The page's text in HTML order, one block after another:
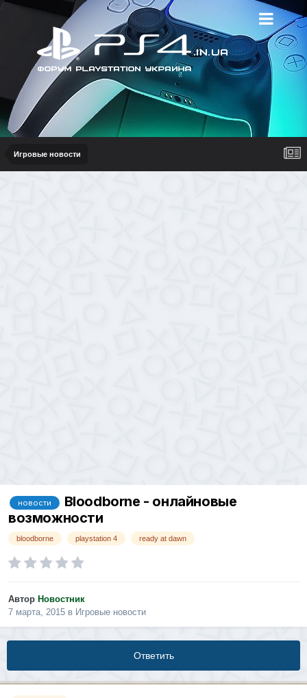
Игровые новости
новости
Bloodborne - онлайновые
возможности
bloodborne playstation 4 ready at dawn
Автор Новостник
7 марта, 2015 в Игровые новости
Ответить